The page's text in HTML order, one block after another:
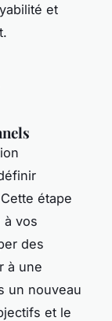
et
étape
à vos
des
à une
un nouveau
et le